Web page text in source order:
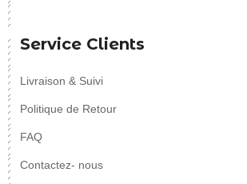
Service Clients
Livraison & Suivi
Politique de Retour
FAQ
Contactez- nous